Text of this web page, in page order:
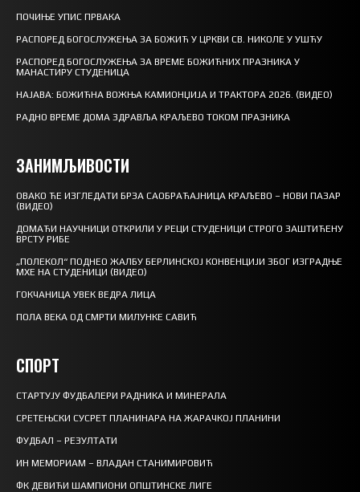
ПОЧИЊЕ УПИС ПРВАКА
РАСПОРЕД БОГОСЛУЖЕЊА ЗА БОЖИЋ У ЦРКВИ СВ. НИКОЛЕ У УШЋУ
РАСПОРЕД БОГОСЛУЖЕЊА ЗА ВРЕМЕ БОЖИЋНИХ ПРАЗНИКА У
МАНАСТИРУ СТУДЕНИЦА
НАЈАВА: БОЖИЋНА ВОЖЊА КАМИОНЏИЈА И ТРАКТОРА 2026. (ВИДЕО)
РАДНО ВРЕМЕ ДОМА ЗДРАВЉА КРАЉЕВО ТОКОМ ПРАЗНИКА
ЗАНИМЉИВОСТИ
ОВАКО ЋЕ ИЗГЛЕДАТИ БРЗА САОБРАЋАЈНИЦА КРАЉЕВО – НОВИ ПАЗАР
(ВИДЕО)
ДОМАЋИ НАУЧНИЦИ ОТКРИЛИ У РЕЦИ СТУДЕНИЦИ СТРОГО ЗАШТИЋЕНУ
ВРСТУ РИБЕ
„ПОЛЕКОЛ“ ПОДНЕО ЖАЛБУ БЕРЛИНСКОЈ КОНВЕНЦИЈИ ЗБОГ ИЗГРАДЊЕ
МХЕ НА СТУДЕНИЦИ (ВИДЕО)
ГОКЧАНИЦА УВЕК ВЕДРА ЛИЦА
ПОЛА ВЕКА ОД СМРТИ МИЛУНКЕ САВИЋ
СПОРТ
СТАРТУЈУ ФУДБАЛЕРИ РАДНИКА И МИНЕРАЛА
СРЕТЕЊСКИ СУСРЕТ ПЛАНИНАРА НА ЖАРАЧКОЈ ПЛАНИНИ
ФУДБАЛ – РЕЗУЛТАТИ
ИН МЕМОРИАМ – ВЛАДАН СТАНИМИРОВИЋ
ФК ДЕВИЋИ ШАМПИОНИ ОПШТИНСКЕ ЛИГЕ